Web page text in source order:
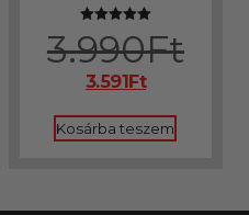
Értékelés:
5.00
/ 5
3.990Ft
3.591Ft
Kosárba teszem